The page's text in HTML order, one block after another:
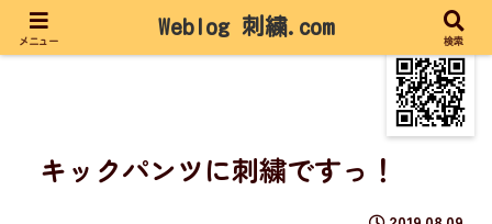
キックパンツに刺繍ですっ！
メニュー
Weblog 刺繍.com
検索